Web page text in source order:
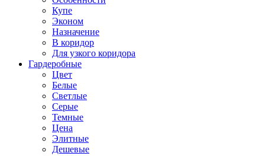
Купе
Эконом
Назначение
В коридор
Для узкого коридора
Гардеробные
Цвет
Белые
Светлые
Серые
Темные
Цена
Элитные
Дешевые